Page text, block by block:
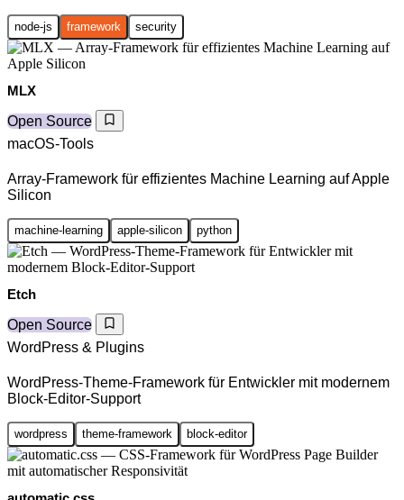
node-js framework security
MLX
Open Source
macOS-Tools
Array-Framework für effizientes Machine Learning auf Apple
Silicon
machine-learning apple-silicon python
Etch
Open Source
WordPress & Plugins
WordPress-Theme-Framework für Entwickler mit modernem
Block-Editor-Support
wordpress theme-framework block-editor